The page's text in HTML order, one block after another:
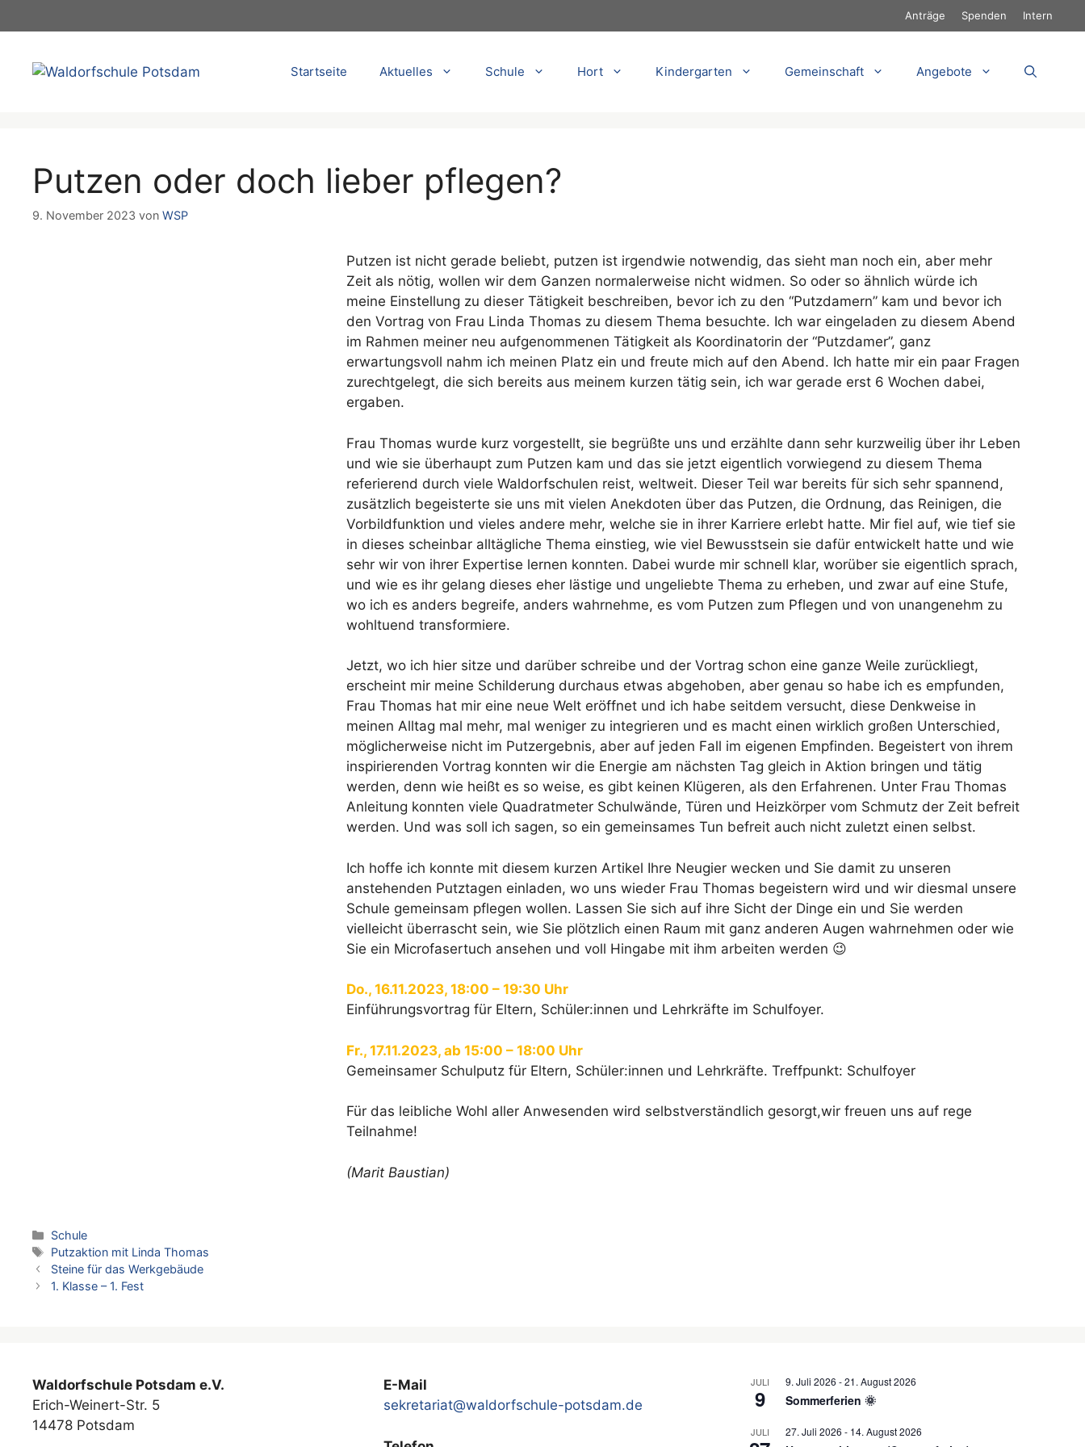
Inhalt
Anträge Spenden Intern
Startseite Aktuelles Schule Hort Kindergarten Gemeinschaft Angebote
Putzen oder doch lieber pflegen?
9. November 2023 von WSP
Putzen ist nicht gerade beliebt, putzen ist irgendwie notwendig, das sieht man noch ein, aber mehr
Zeit als nötig, wollen wir dem Ganzen normalerweise nicht widmen. So oder so ähnlich würde ich
meine Einstellung zu dieser Tätigkeit beschreiben, bevor ich zu den “Putzdamern” kam und bevor ich
den Vortrag von Frau Linda Thomas zu diesem Thema besuchte. Ich war eingeladen zu diesem Abend
im Rahmen meiner neu aufgenommenen Tätigkeit als Koordinatorin der “Putzdamer”, ganz
erwartungsvoll nahm ich meinen Platz ein und freute mich auf den Abend. Ich hatte mir ein paar Fragen
zurechtgelegt, die sich bereits aus meinem kurzen tätig sein, ich war gerade erst 6 Wochen dabei,
ergaben.
Frau Thomas wurde kurz vorgestellt, sie begrüßte uns und erzählte dann sehr kurzweilig über ihr Leben
und wie sie überhaupt zum Putzen kam und das sie jetzt eigentlich vorwiegend zu diesem Thema
referierend durch viele Waldorfschulen reist, weltweit. Dieser Teil war bereits für sich sehr spannend,
zusätzlich begeisterte sie uns mit vielen Anekdoten über das Putzen, die Ordnung, das Reinigen, die
Vorbildfunktion und vieles andere mehr, welche sie in ihrer Karriere erlebt hatte. Mir fiel auf, wie tief sie
in dieses scheinbar alltägliche Thema einstieg, wie viel Bewusstsein sie dafür entwickelt hatte und wie
sehr wir von ihrer Expertise lernen konnten. Dabei wurde mir schnell klar, worüber sie eigentlich sprach,
und wie es ihr gelang dieses eher lästige und ungeliebte Thema zu erheben, und zwar auf eine Stufe,
wo ich es anders begreife, anders wahrnehme, es vom Putzen zum Pflegen und von unangenehm zu
wohltuend transformiere.
Jetzt, wo ich hier sitze und darüber schreibe und der Vortrag schon eine ganze Weile zurückliegt,
erscheint mir meine Schilderung durchaus etwas abgehoben, aber genau so habe ich es empfunden,
Frau Thomas hat mir eine neue Welt eröffnet und ich habe seitdem versucht, diese Denkweise in
meinen Alltag mal mehr, mal weniger zu integrieren und es macht einen wirklich großen Unterschied,
möglicherweise nicht im Putzergebnis, aber auf jeden Fall im eigenen Empfinden. Begeistert von ihrem
inspirierenden Vortrag konnten wir die Energie am nächsten Tag gleich in Aktion bringen und tätig
werden, denn wie heißt es so weise, es gibt keinen Klügeren, als den Erfahrenen. Unter Frau Thomas
Anleitung konnten viele Quadratmeter Schulwände, Türen und Heizkörper vom Schmutz der Zeit befreit
werden. Und was soll ich sagen, so ein gemeinsames Tun befreit auch nicht zuletzt einen selbst.
Ich hoffe ich konnte mit diesem kurzen Artikel Ihre Neugier wecken und Sie damit zu unseren
anstehenden Putztagen einladen, wo uns wieder Frau Thomas begeistern wird und wir diesmal unsere
Schule gemeinsam pflegen wollen. Lassen Sie sich auf ihre Sicht der Dinge ein und Sie werden
vielleicht überrascht sein, wie Sie plötzlich einen Raum mit ganz anderen Augen wahrnehmen oder wie
Sie ein Microfasertuch ansehen und voll Hingabe mit ihm arbeiten werden 😉
Do., 16.11.2023, 18:00 – 19:30 Uhr
Einführungsvortrag für Eltern, Schüler:innen und Lehrkräfte im Schulfoyer.
Fr., 17.11.2023, ab 15:00 – 18:00 Uhr
Gemeinsamer Schulputz für Eltern, Schüler:innen und Lehrkräfte. Treffpunkt: Schulfoyer
Für das leibliche Wohl aller Anwesenden wird selbstverständlich gesorgt,wir freuen uns auf rege
Teilnahme!
(Marit Baustian)
Kategorien
Schule
Schlagwörter
Putzaktion mit Linda Thomas
Steine für das Werkgebäude
1. Klasse – 1. Fest
Waldorfschule Potsdam e.V.
Erich-Weinert-Str. 5
14478 Potsdam
E-Mail
sekretariat@waldorfschule-potsdam.de
JULI
9
9. Juli 2026 -21. August 2026
Sommerferien 🌞
JULI 27. Juli 2026 - 14. August 2026